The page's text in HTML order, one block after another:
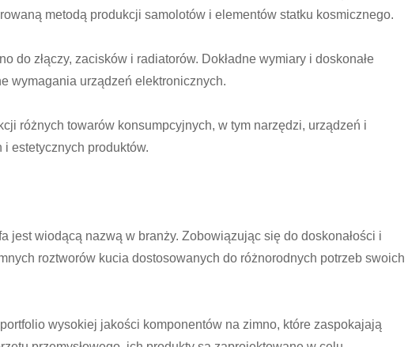
metodą produkcji samolotów i elementów statku kosmicznego.
do złączy, zacisków i radiatorów. Dokładne wymiary i doskonałe
wymagania urządzeń elektronicznych.
różnych towarów konsumpcyjnych, w tym narzędzi, urządzeń i
estetycznych produktów.
jest wiodącą nazwą w branży. Zobowiązując się do doskonałości i
roztworów kucia dostosowanych do różnorodnych potrzeb swoich
wysokiej jakości komponentów na zimno, które zaspokajają